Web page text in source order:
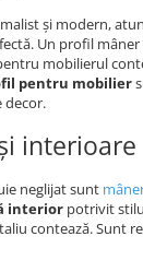
și modern,
Un profil
mobilierul
pentru mobilier
decor.
interioare
neglijat sunt
interior potrivit
contează. Sunt